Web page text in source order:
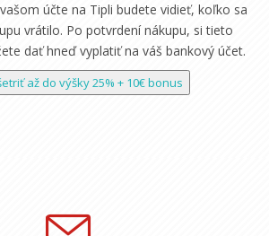
účte na Tipli budete vidieť, koľko sa
vrátilo. Po potvrdení nákupu, si tieto
dať hneď vyplatiť na váš bankový účet.
až do výšky 25% + 10€ bonus